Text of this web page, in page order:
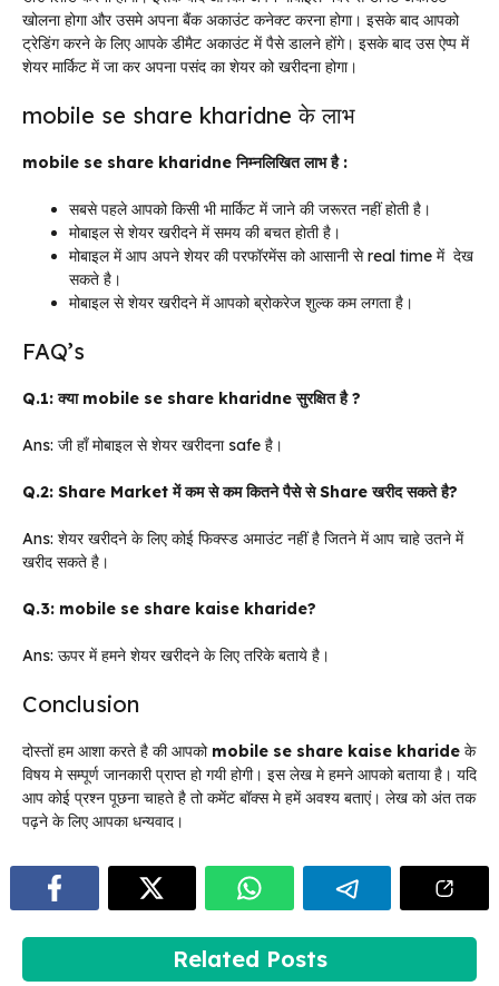
खोलना होगा और उसमे अपना बैंक अकाउंट कनेक्ट करना होगा। इसके बाद आपको
ट्रेडिंग करने के लिए आपके डीमैट अकाउंट में पैसे डालने होंगे। इसके बाद उस ऐप्प में
शेयर मार्किट में जा कर अपना पसंद का शेयर को खरीदना होगा।
mobile se share kharidne के लाभ
mobile se share kharidne निम्नलिखित लाभ है :
सबसे पहले आपको किसी भी मार्किट में जाने की जरूरत नहीं होती है।
मोबाइल से शेयर खरीदने में समय की बचत होती है।
मोबाइल में आप अपने शेयर की परफॉरमेंस को आसानी से real time में देख
सकते है।
मोबाइल से शेयर खरीदने में आपको ब्रोकरेज शुल्क कम लगता है।
FAQ’s
Q.1: क्या mobile se share kharidne सुरक्षित है ?
Ans: जी हाँमोबाइल से शेयर खरीदना safe है ।
Q.2: Share Market में कम से कम कितने पैसे से Share खरीद सकतेहै?
Ans: शेयर खरीदने के लिए कोई फिक्स्ड अमाउंट नहीं है जितने में आप चाहे उतने में
खरीद सकते है।
Q.3: mobile se share kaise kharide?
Ans: ऊपर में हमने शेयर खरीदने के लिए तरिके बताये है।
Conclusion
दोस्तों हम आशा करते है की आपको mobile se share kaise kharide के
विषय मे सम्पूर्ण जानकारी प्राप्त हो गयी होगी। इस लेख मे हमने आपको बताया है। यदि
आप कोई प्रश्न पूछना चाहते है तो कमेंट बॉक्स मे हमें अवश्य बताएं। लेख को अंत तक
पढ़ने के लिए आपका धन्यवाद।
Related Posts